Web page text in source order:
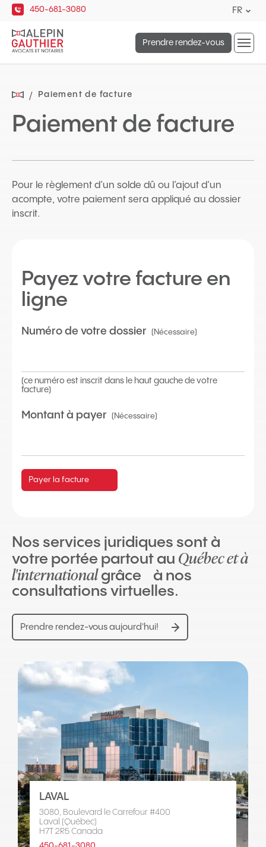
Navigation
rapide
450-681-3080 FR
:
Prendre rendez-vous
Ouvrir
la
du
Paiement de facture
Paiement de facture
Pour le règlement d’un solde dû ou l’ajout d’un
acompte, votre paiement sera appliqué au dossier
inscrit.
Payez votre facture en
ligne
Numéro de votre dossier (Nécessaire)
(ce numéro est inscrit dans le haut gauche de votre
facture)
Montant à payer (Nécessaire)
Payer la facture
Nos services juridiques sont à
votre portée partout au Québec et à
l'internationalgrâce à nos
consultations virtuelles.
Prendre rendez-vous aujourd'hui!
LAVAL
3080, Boulevard le Carrefour #400
Laval (Québec)
H7T 2R5 Canada